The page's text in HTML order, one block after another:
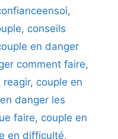
,
, conseils
en danger
comment faire,
reagir, couple en
danger les
faire, couple en
en difficulté,